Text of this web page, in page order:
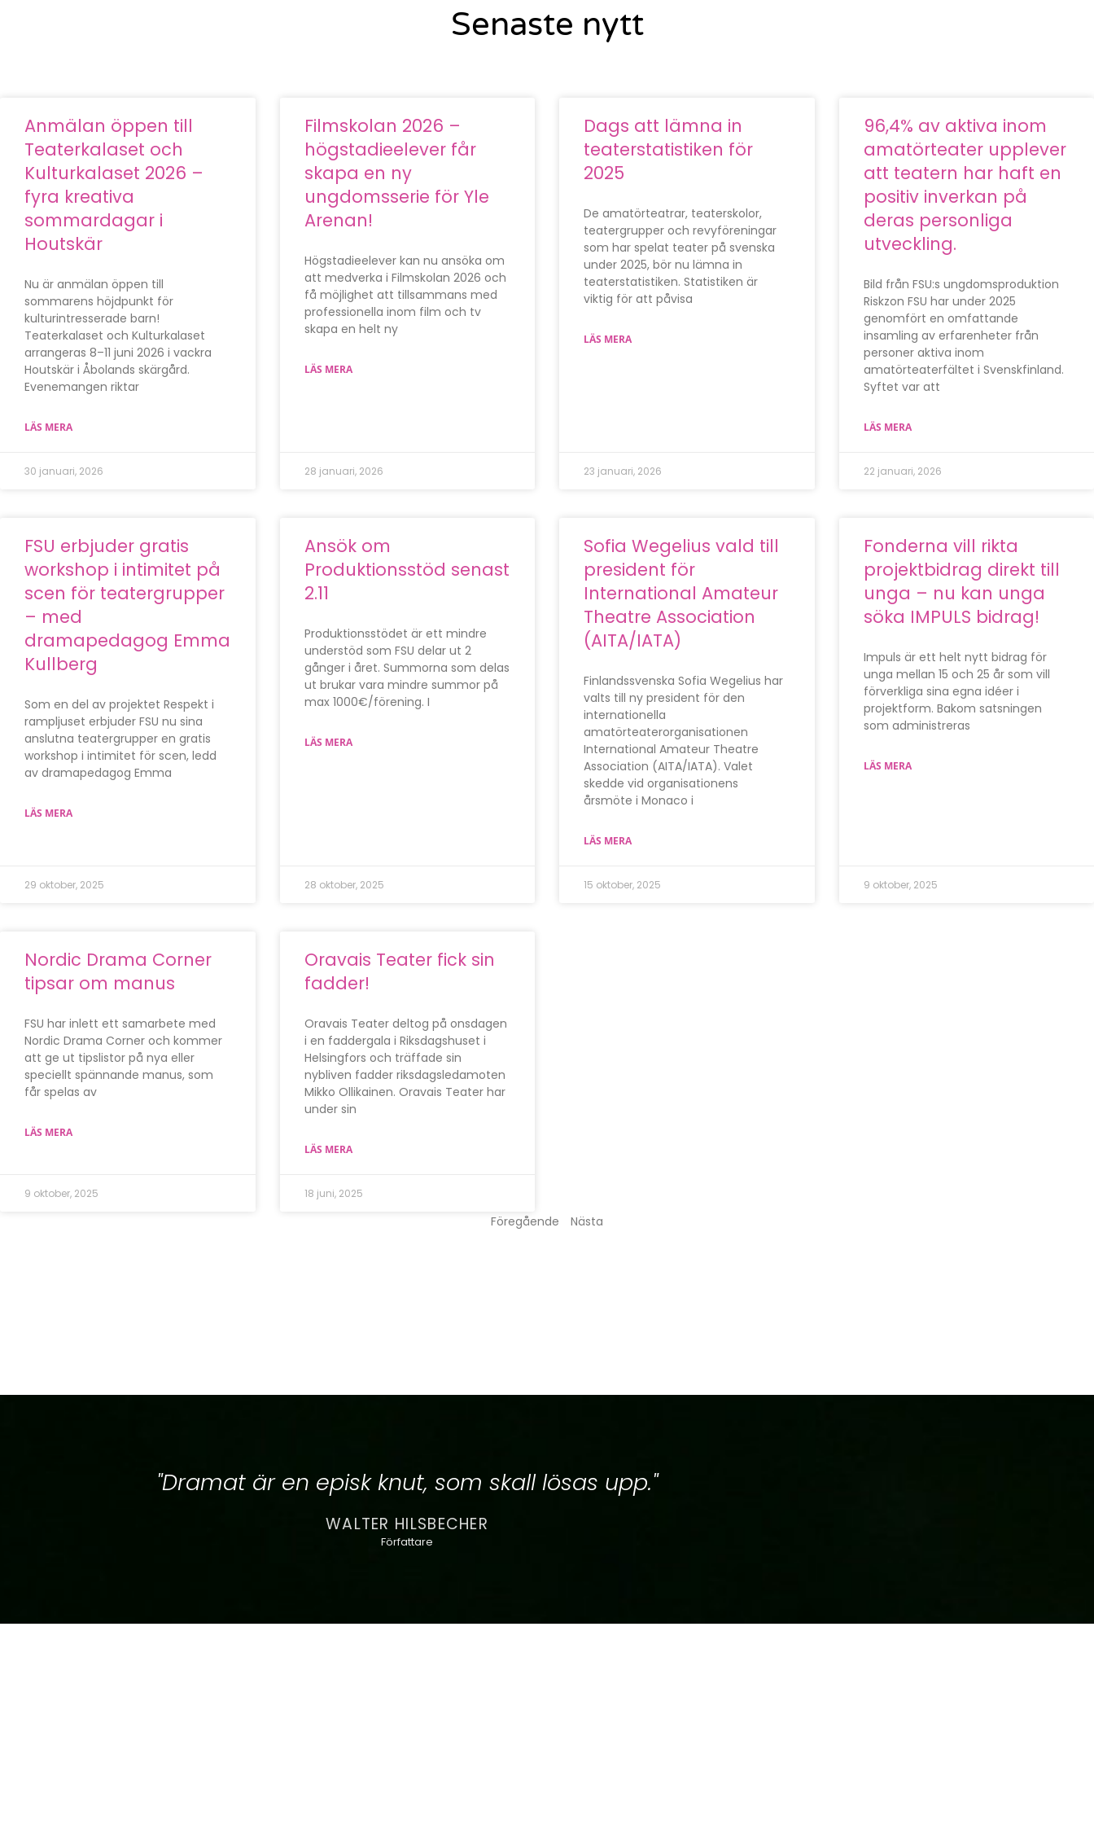
Senaste nytt
Anmälan öppen till
Teaterkalaset och
Kulturkalaset 2026 –
fyra kreativa
sommardagar i
Houtskär
Nu är anmälan öppen till
sommarens höjdpunkt för
kulturintresserade barn!
Teaterkalaset och Kulturkalaset
arrangeras 8–11 juni 2026 i vackra
Houtskär i Åbolands skärgård.
Evenemangen riktar
LÄS MERA
30 januari, 2026
Filmskolan 2026 –
högstadieelever får
skapa en ny
ungdomsserie för Yle
Arenan!
Högstadieelever kan nu ansöka om
att medverka i Filmskolan 2026 och
få möjlighet att tillsammans med
professionella inom film och tv
skapa en helt ny
LÄS MERA
28 januari, 2026
Dags att lämna in
teaterstatistiken för
2025
De amatörteatrar, teaterskolor,
teatergrupper och revyföreningar
som har spelat teater på svenska
under 2025, bör nu lämna in
teaterstatistiken. Statistiken är
viktig för att påvisa
LÄS MERA
23 januari, 2026
96,4% av aktiva inom
amatörteater upplever
att teatern har haft en
positiv inverkan på
deras personliga
utveckling.
Bild från FSU:s ungdomsproduktion
Riskzon FSU har under 2025
genomfört en omfattande
insamling av erfarenheter från
personer aktiva inom
amatörteaterfältet i Svenskfinland.
Syftet var att
LÄS MERA
22 januari, 2026
FSU erbjuder gratis
workshop i intimitet på
scen för teatergrupper
– med
dramapedagog Emma
Kullberg
Som en del av projektet Respekt i
rampljuset erbjuder FSU nu sina
anslutna teatergrupper en gratis
workshop i intimitet för scen, ledd
av dramapedagog Emma
LÄS MERA
29 oktober, 2025
Ansök om
Produktionsstöd senast
2.11
Produktionsstödet är ett mindre
understöd som FSU delar ut 2
gånger i året. Summorna som delas
ut brukar vara mindre summor på
max 1000€/förening. I
LÄS MERA
28 oktober, 2025
Sofia Wegelius vald till
president för
International Amateur
Theatre Association
(AITA/IATA)
Finlandssvenska Sofia Wegelius har
valts till ny president för den
internationella
amatörteaterorganisationen
International Amateur Theatre
Association (AITA/IATA). Valet
skedde vid organisationens
årsmöte i Monaco i
LÄS MERA
15 oktober, 2025
Fonderna vill rikta
projektbidrag direkt till
unga – nu kan unga
söka IMPULS bidrag!
Impuls är ett helt nytt bidrag för
unga mellan 15 och 25 år som vill
förverkliga sina egna idéer i
projektform. Bakom satsningen
som administreras
LÄS MERA
9 oktober, 2025
Nordic Drama Corner
tipsar om manus
FSU har inlett ett samarbete med
Nordic Drama Corner och kommer
att ge ut tipslistor på nya eller
speciellt spännande manus, som
får spelas av
LÄS MERA
9 oktober, 2025
Oravais Teater fick sin
fadder!
Oravais Teater deltog på onsdagen
i en faddergala i Riksdagshuset i
Helsingfors och träffade sin
nybliven fadder riksdagsledamoten
Mikko Ollikainen. Oravais Teater har
under sin
LÄS MERA
18 juni, 2025
Föregående Nästa
"Dramat är en episk knut, som skall lösas upp."
WALTER HILSBECHER
Författare